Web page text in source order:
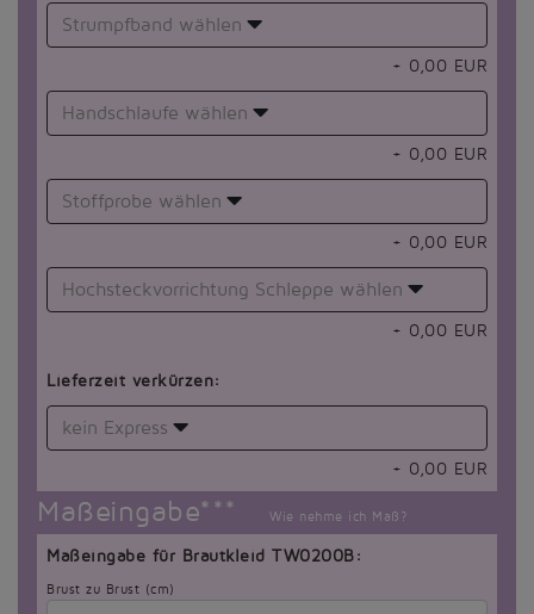
Strumpfband wählen
+ 0,00 EUR
Handschlaufe wählen
+ 0,00 EUR
Stoffprobe wählen
+ 0,00 EUR
Hochsteckvorrichtung Schleppe wählen
+ 0,00 EUR
Lieferzeit verkürzen:
kein Express
+ 0,00 EUR
Maßeingabe*** Wie nehme ich Maß?
Maßeingabe für Brautkleid TW0200B:
Brust zu Brust (cm)